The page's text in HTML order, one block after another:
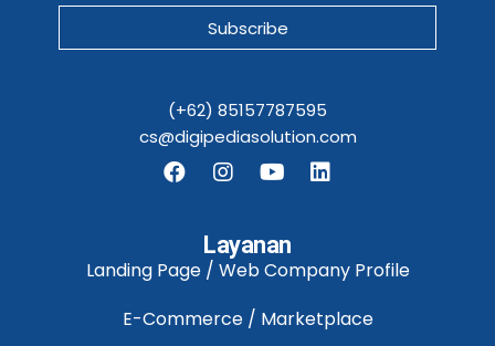
Subscribe
(+62) 85157787595
cs@digipediasolution.com
Layanan
Landing Page / Web Company Profile
E-Commerce / Marketplace